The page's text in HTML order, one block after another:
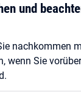
und
nachkommen
wenn Sie